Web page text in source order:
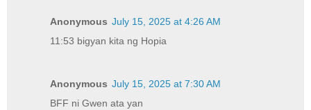
Anonymous July 15, 2025 at 4:26 AM
11:53 bigyan kita ng Hopia
Anonymous July 15, 2025 at 7:30 AM
BFF ni Gwen ata yan